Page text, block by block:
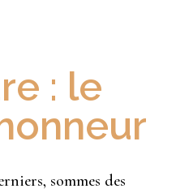
: le
sommes des